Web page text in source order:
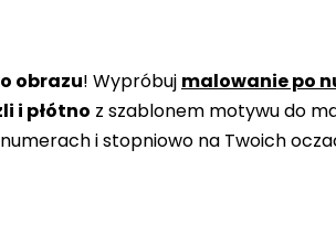
obrazu! Wypróbuj malowanie po
i płótno z szablonem motywu do
i stopniowo na Twoich